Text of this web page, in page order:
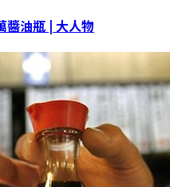
醬油瓶 | 大人物